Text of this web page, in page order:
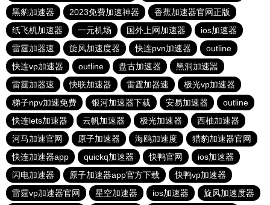
黑豹加速器
2023免费加速神器
香蕉加速器官网正版
纸飞机加速器
一元机场 国外上网加速器
ios加速器
雷霆加器速
旋风加速度器 快连pvn加速器
outline
快连vp加速器
outline 盘古加速器
黑洞加速噐
雷霆加器速
快联加速器 雷霆加器速
极光vp加速器
梯子npv加速免费
银河加速器下载 安易加速器
outline
快连lets加速器
云帆加速器 极光加速器
西柚加速器
河马加速官网
原子加速器 海鸥加速度
猎豹加速器官网
快连加速器app
quickq加速器 快鸭官网
ios加速器
闪电加速器
原子加速器app官方下载
快鸭vp加速器
雷霆vp加速器官网
星空加速器 ios加速器 旋风加速度器